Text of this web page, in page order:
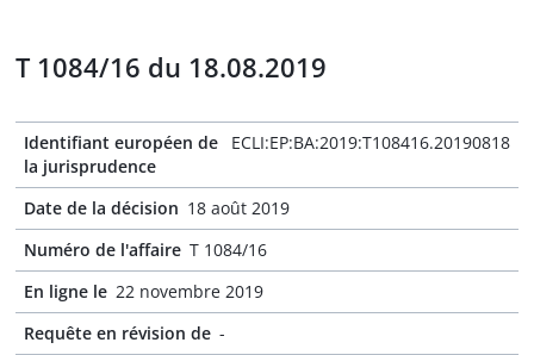
T 1084/16 du 18.08.2019
Identifiant européen de
la jurisprudence
ECLI:EP:BA:2019:T108416.20190818
Date de la décision 18 août 2019
Numéro de l'affaire T 1084/16
En ligne le 22 novembre 2019
Requête en révision de -